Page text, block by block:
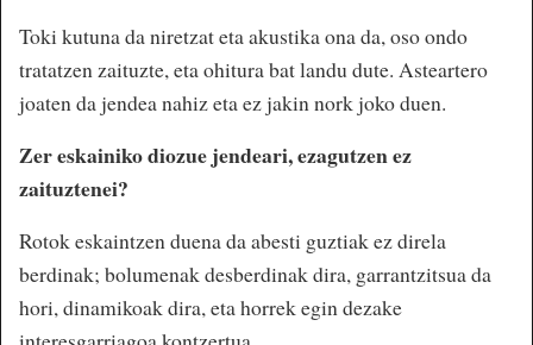
Toki kutuna da niretzat eta akustika ona da, oso ondo
tratatzen zaituzte, eta ohitura bat landu dute. Asteartero
joaten da jendea nahiz eta ez jakin nork joko duen.
Zer eskainiko diozue jendeari, ezagutzen ez
zaituztenei?
Rotok eskaintzen duena da abesti guztiak ez direla
berdinak; bolumenak desberdinak dira, garrantzitsua da
hori, dinamikoak dira, eta horrek egin dezake